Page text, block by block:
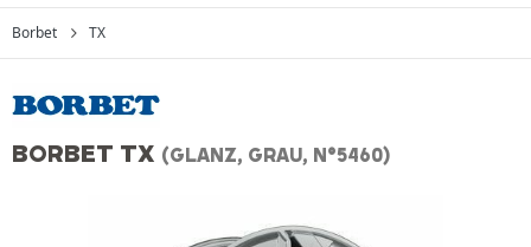
Borbet TX
BORBET TX (GLANZ, GRAU, N°5460)